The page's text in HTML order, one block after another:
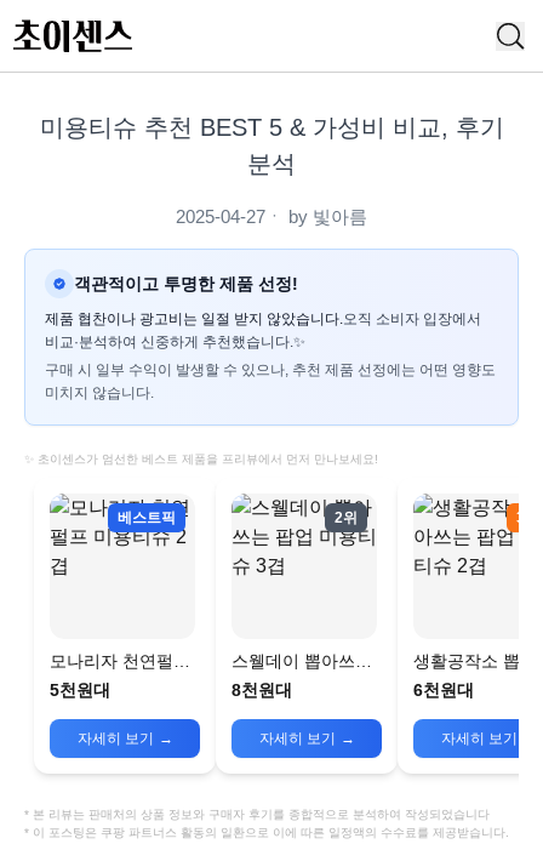
미용티슈 추천 BEST 5 & 가성비 비교, 후기
분석
2025-04-27 ㆍ by 빛아름
객관적이고 투명한 제품 선정!
제품 협찬이나 광고비는 일절 받지 않았습니다.오직 소비자 입장에서
비교·분석하여 신중하게 추천했습니다.✨
구매 시 일부 수익이 발생할 수 있으나, 추천 제품 선정에는 어떤 영향도
미치지 않습니다.
✨ 초이센스가 엄선한 베스트 제품을 프리뷰에서 먼저 만나보세요!
베스트픽
모나리자 천연펄프
미용티슈 2겹
5천원대
자세히 보기 →
2위
스웰데이 뽑아쓰는
팝업 미용티슈 3겹
8천원대
자세히 보기 →
3위
생활공작소 뽑아
는 팝업 미용티
6천원대
자세히 보기
* 본 리뷰는 판매처의 상품 정보와 구매자 후기를 종합적으로 분석하여 작성되었습니다
* 이 포스팅은 쿠팡 파트너스 활동의 일환으로 이에 따른 일정액의 수수료를 제공받습니다.